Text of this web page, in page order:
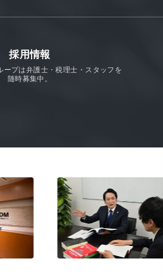
採用情報
ープは弁護士・税理士・スタッフを
随時募集中。